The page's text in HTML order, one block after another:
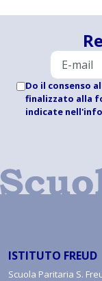
Do il consenso
finalizzato alla
indicate
ISTITUTO FREUD
Scuola Paritaria S.